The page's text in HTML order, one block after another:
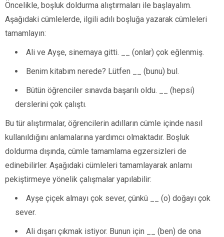
Öncelikle, boşluk doldurma alıştırmaları ile başlayalım.
Aşağıdaki cümlelerde, ilgili adılı boşluğa yazarak cümleleri
tamamlayın:
Ali ve Ayşe, sinemaya gitti. __ (onlar) çok eğlenmiş.
Benim kitabım nerede? Lütfen __ (bunu) bul.
Bütün öğrenciler sınavda başarılı oldu. __ (hepsi)
derslerini çok çalıştı.
Bu tür alıştırmalar, öğrencilerin adılların cümle içinde nasıl
kullanıldığını anlamalarına yardımcı olmaktadır. Boşluk
doldurma dışında, cümle tamamlama egzersizleri de
edinebilirler. Aşağıdaki cümleleri tamamlayarak anlamı
pekiştirmeye yönelik çalışmalar yapılabilir:
Ayşe çiçek almayı çok sever, çünkü __ (o) doğayı çok
sever.
Ali dışarı çıkmak istiyor. Bunun için __ (ben) de ona